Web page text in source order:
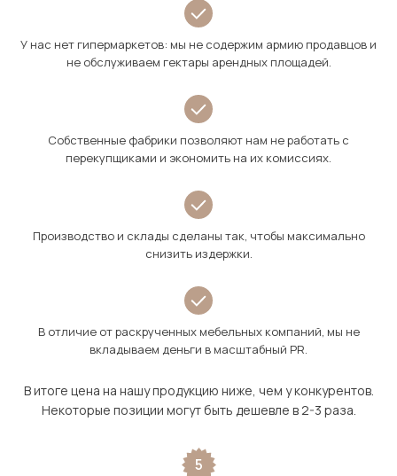
У нас нет гипермаркетов: мы не содержим армию продавцов и
не обслуживаем гектары арендных площадей.
Собственные фабрики позволяют нам не работать с
перекупщиками и экономить на их комиссиях.
Производство и склады сделаны так, чтобы максимально
снизить издержки.
В отличие от раскрученных мебельных компаний, мы не
вкладываем деньги в масштабный PR.
В итоге цена на нашу продукцию ниже, чем у конкурентов.
Некоторые позиции могут быть дешевле в 2-3 раза.
5